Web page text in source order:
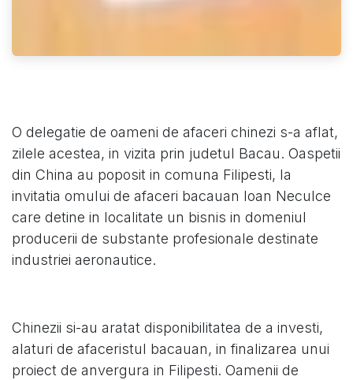
O delegatie de oameni de afaceri chinezi s-a aflat,
zilele acestea, in vizita prin judetul Bacau. Oaspetii
din China au poposit in comuna Filipesti, la
invitatia omului de afaceri bacauan Ioan Neculce
care detine in localitate un bisnis in domeniul
producerii de substante profesionale destinate
industriei aeronautice.
Chinezii si-au aratat disponibilitatea de a investi,
alaturi de afaceristul bacauan, in finalizarea unui
proiect de anvergura in Filipesti. Oamenii de